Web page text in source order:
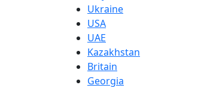
Ukraine
USA
UAE
Kazakhstan
Britain
Georgia